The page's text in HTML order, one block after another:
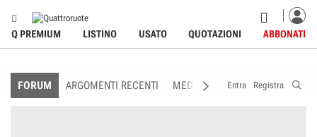
Q PREMIUM LISTINO USATO QUOTAZIONI ABBONATI
FORUM ARGOMENTI RECENTI MEDIA MEMBRI
Entra Registra